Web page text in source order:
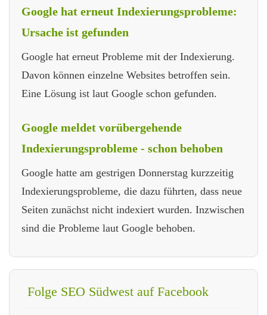
Google hat erneut Indexierungsprobleme:
Ursache ist gefunden
Google hat erneut Probleme mit der Indexierung.
Davon können einzelne Websites betroffen sein.
Eine Lösung ist laut Google schon gefunden.
Google meldet vorübergehende
Indexierungsprobleme - schon behoben
Google hatte am gestrigen Donnerstag kurzzeitig
Indexierungsprobleme, die dazu führten, dass neue
Seiten zunächst nicht indexiert wurden. Inzwischen
sind die Probleme laut Google behoben.
Folge SEO Südwest auf Facebook